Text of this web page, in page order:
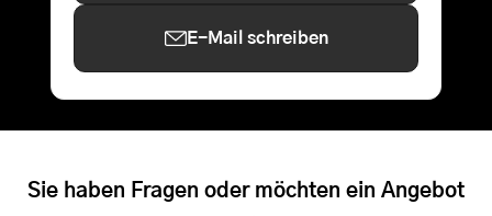
E-Mail schreiben
Sie haben Fragen oder möchten ein Angebot